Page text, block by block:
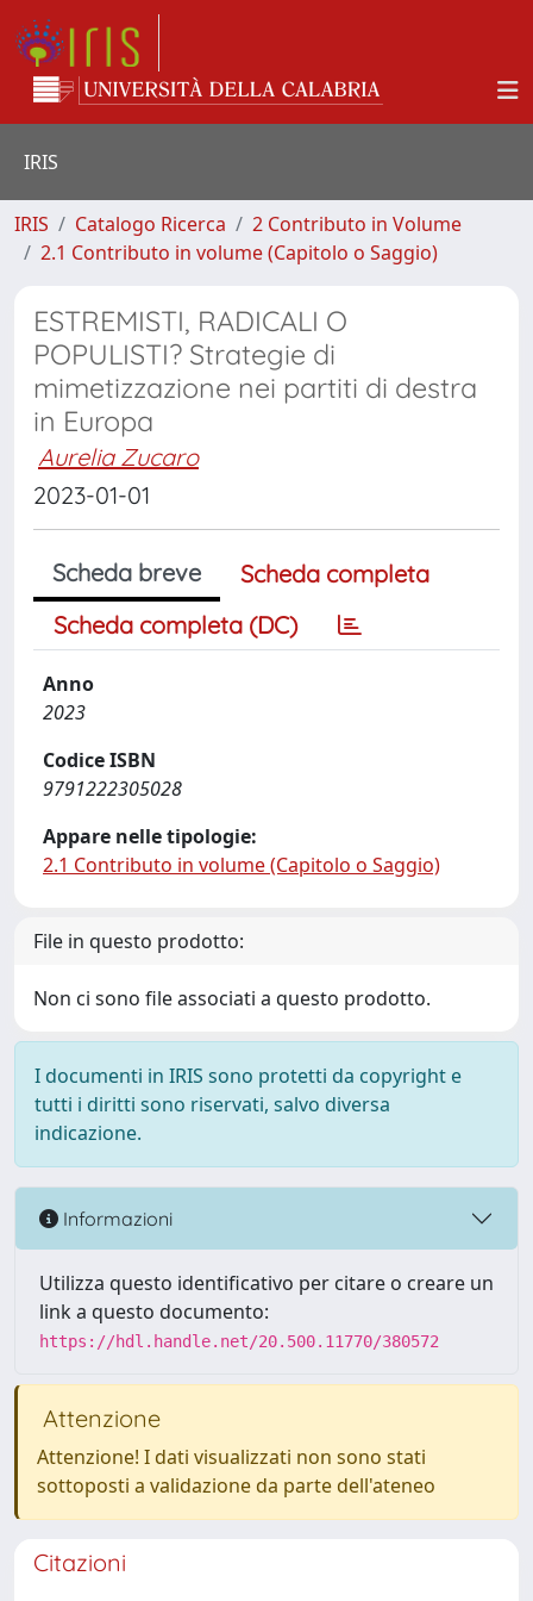
IRIS
IRIS Catalogo Ricerca
2 Contributo in Volume
2.1 Contributo in volume (Capitolo o Saggio)
ESTREMISTI, RADICALI O
POPULISTI? Strategie di
mimetizzazione nei partiti di destra
in Europa
Aurelia Zucaro
2023-01-01
Scheda breve
Scheda completa
Scheda completa (DC)
Anno
2023
Codice ISBN
9791222305028
Appare nelle tipologie:
2.1 Contributo in volume (Capitolo o Saggio)
File in questo prodotto:
Non ci sono file associati a questo prodotto.
I documenti in IRIS sono protetti da copyright e
tutti i diritti sono riservati, salvo diversa
indicazione.
Informazioni
Utilizza questo identificativo per citare o creare un
link a questo documento:
https://hdl.handle.net/20.500.11770/380572
Attenzione
Attenzione! I dati visualizzati non sono stati
sottoposti a validazione da parte dell'ateneo
Citazioni